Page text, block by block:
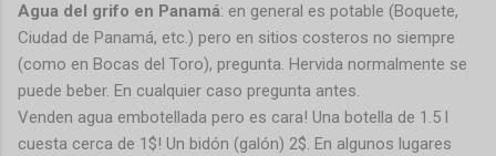
Agua del grifo en Panamá: en general es potable (Boquete,
Ciudad de Panamá, etc.) pero en sitios costeros no siempre
(como en Bocas del Toro), pregunta. Hervida normalmente se
puede beber. En cualquier caso pregunta antes.
Venden agua embotellada pero es cara! Una botella de 1.5 l
cuesta cerca de 1$! Un bidón (galón) 2$. En algunos lugares